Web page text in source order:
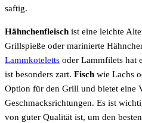
saftig.
Hähnchenfleisch ist eine leichte
Grillspieße oder marinierte
Lammkoteletts oder Lammfilets hat
ist besonders zart. Fisch wie Lachs
Option für den Grill und bietet eine
Geschmacksrichtungen. Es ist
von guter Qualität ist, um den